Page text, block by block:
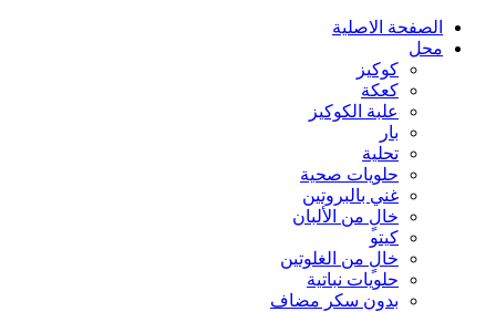
الصفحة الاصلية
محل
كوكيز
كعكة
علبة الكوكيز
بار
تحلية
حلويات صحية
غني بالبروتين
خالٍ من الألبان
كيتو
خالٍ من الغلوتين
حلويات نباتية
بدون سكر مضاف